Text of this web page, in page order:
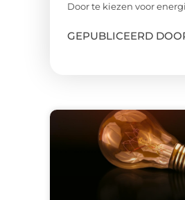
Door te kiezen voor
GEPUBLICEERD